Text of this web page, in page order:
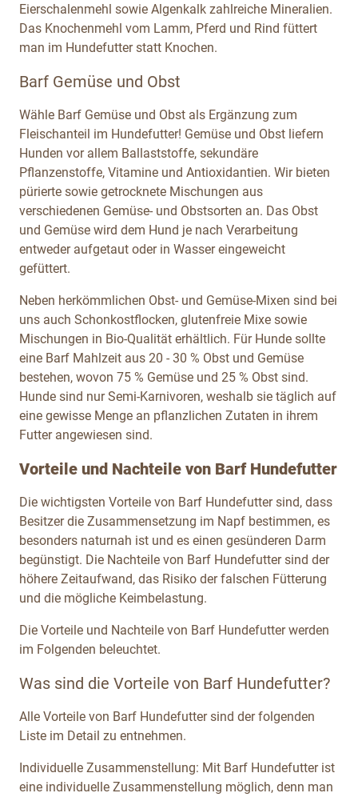
Eierschalenmehl sowie Algenkalk zahlreiche Mineralien.
Das Knochenmehl vom Lamm, Pferd und Rind füttert
man im Hundefutter statt Knochen.
Barf Gemüse und Obst
Wähle Barf Gemüse und Obst als Ergänzung zum
Fleischanteil im Hundefutter! Gemüse und Obst liefern
Hunden vor allem Ballaststoffe, sekundäre
Pflanzenstoffe, Vitamine und Antioxidantien. Wir bieten
pürierte sowie getrocknete Mischungen aus
verschiedenen Gemüse- und Obstsorten an. Das Obst
und Gemüse wird dem Hund je nach Verarbeitung
entweder aufgetaut oder in Wasser eingeweicht
gefüttert.
Neben herkömmlichen Obst- und Gemüse-Mixen sind bei
uns auch Schonkostflocken, glutenfreie Mixe sowie
Mischungen in Bio-Qualität erhältlich. Für Hunde sollte
eine Barf Mahlzeit aus 20 - 30 % Obst und Gemüse
bestehen, wovon 75 % Gemüse und 25 % Obst sind.
Hunde sind nur Semi-Karnivoren, weshalb sie täglich auf
eine gewisse Menge an pflanzlichen Zutaten in ihrem
Futter angewiesen sind.
Vorteile und Nachteile von Barf Hundefutter
Die wichtigsten Vorteile von Barf Hundefutter sind, dass
Besitzer die Zusammensetzung im Napf bestimmen, es
besonders naturnah ist und es einen gesünderen Darm
begünstigt. Die Nachteile von Barf Hundefutter sind der
höhere Zeitaufwand, das Risiko der falschen Fütterung
und die mögliche Keimbelastung.
Die Vorteile und Nachteile von Barf Hundefutter werden
im Folgenden beleuchtet.
Was sind die Vorteile von Barf Hundefutter?
Alle Vorteile von Barf Hundefutter sind der folgenden
Liste im Detail zu entnehmen.
Individuelle Zusammenstellung: Mit Barf Hundefutter ist
eine individuelle Zusammenstellung möglich, denn man